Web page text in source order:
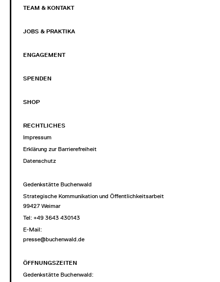
TEAM & KONTAKT
JOBS & PRAKTIKA
ENGAGEMENT
SPENDEN
SHOP
RECHTLICHES
Impressum
Erklärung zur Barrierefreiheit
Datenschutz
Gedenkstätte Buchenwald
Strategische Kommunikation und Öffentlichkeitsarbeit
99427 Weimar
Tel: +49 3643 430143
E-Mail:
presse@buchenwald.de
ÖFFNUNGSZEITEN
Gedenkstätte Buchenwald: